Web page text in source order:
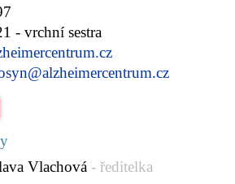
- vrchní sestra
Vlachová - ředitelka